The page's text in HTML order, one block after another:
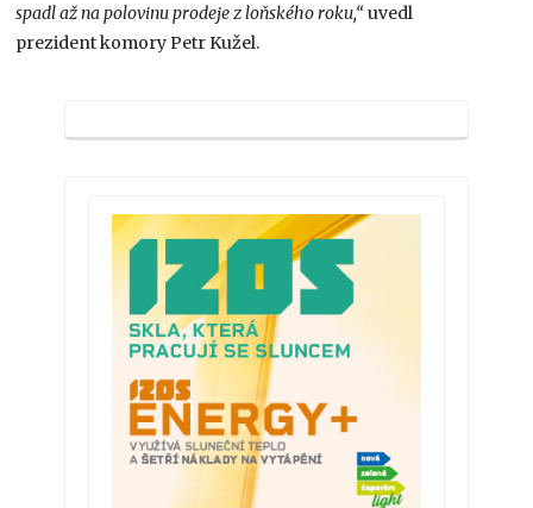
spadl až na polovinu prodeje z loňského roku,“uvedl
prezident komory Petr Kužel.